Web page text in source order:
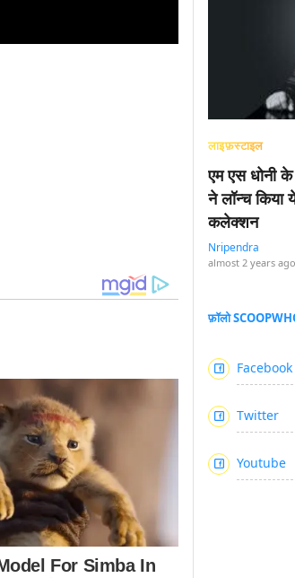
लाइफ़स्टाइल
एम एस धोनी
ने लॉन्च किया
कलेक्शन
Nripendra
almost 2 years ago
फ़ॉलो
Facebook
Twitter
Youtube